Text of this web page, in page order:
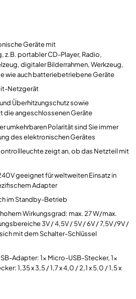
Geräte mit
z.B. portabler CD-Player, Radio,
digitaler Bilderrahmen, Werkzeug,
wie auch batteriebetriebene Geräte
Netzgerät
Überhitzungschutz sowie
die angeschlossenen Geräte
umkehrbaren Polarität sind Sie immer
des elektronischen Gerätes
zeigt an, ob das Netzteil mit
geeignet für weltweiten Einsatz in
Adapter
im Standby-Betrieb
Wirkungsgrad: max. 27 W/max.
3V / 4,5V / 5V / 6V / 7,5V /9V /
mit dem Schalter-Schlüssel
Adapter: 1x Micro-USB-Stecker, 1x
1,35 x 3,5 / 1,7 x 4,0 / 2,1 x 5,0 / 1,5 x